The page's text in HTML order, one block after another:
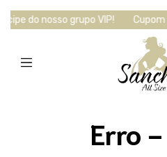
do nosso grupo VIP! Cupom
Erro